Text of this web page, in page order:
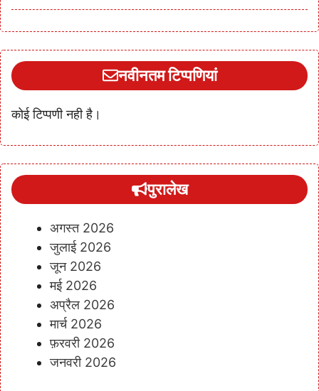
नवीनतम टिप्पणियां
कोई टिप्पणी नही है।
पुरालेख
अगस्त 2026
जुलाई 2026
जून 2026
मई 2026
अप्रैल 2026
मार्च 2026
फ़रवरी 2026
जनवरी 2026